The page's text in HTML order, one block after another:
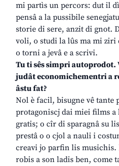
mi partìs un percors: dut il
pensâ a la pussibile
storie di sere, anzit di gnot.
voli, o studi la lûs ma mi
o torni a jevâ e a scrivi.
Tu ti sês simpri autoprodot.
judât economichementri a
âstu fat?
Nol è facil, bisugne vê tante
protagoniscj dai miei films
gratis; o cîr di sparagnâ su
prestâ o o cjol a nauli i
creavi jo parfin lis musichis.
robis a son ladis ben, come